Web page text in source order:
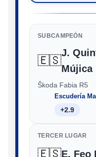
SUBCAMPEÓN
🇪🇸
J.
Mújica
Škoda Fabia R5
Escudería
+2.9
TERCER LUGAR
🇪🇸E. Feo